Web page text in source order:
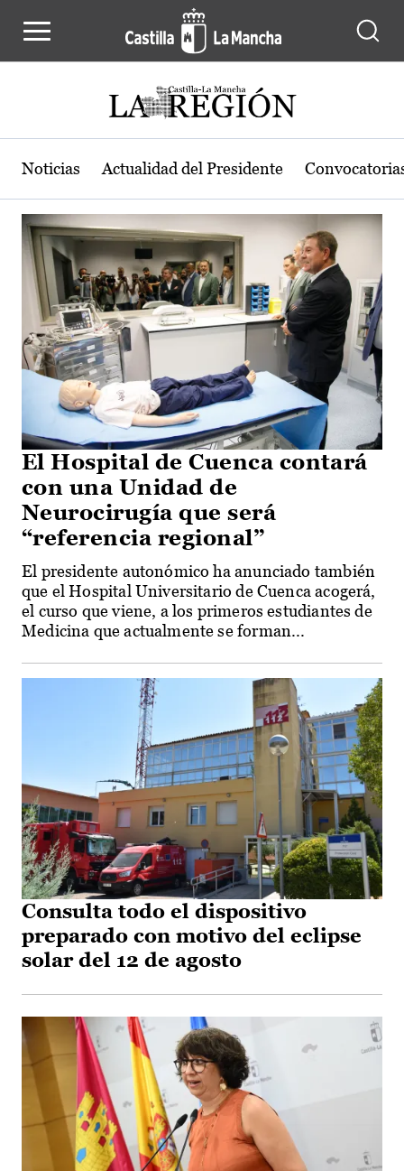
Actualidad de la región de Castilla-
Noticias Actualidad del Presidente
El Hospital de Cuenca contará
con una Unidad de
Neurocirugía que será
“referencia regional”
El presidente autonómico ha anunciado también
que el Hospital Universitario de Cuenca acogerá,
el curso que viene, a los primeros estudiantes de
Medicina que actualmente se forman...
Consulta todo el dispositivo
preparado con motivo del eclipse
solar del 12 de agosto